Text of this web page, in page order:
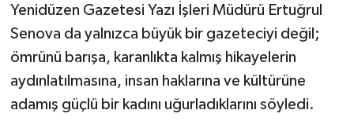
Yenidüzen Gazetesi Yazı İşleri Müdürü Ertuğrul
Senova da yalnızca büyük bir gazeteciyi değil;
ömrünü barışa, karanlıkta kalmış hikayelerin
aydınlatılmasına, insan haklarına ve kültürüne
adamış güçlü bir kadını uğurladıklarını söyledi.